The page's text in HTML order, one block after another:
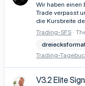
Wir haben einen
Trade verpasst
die Kursbreite
Trading-SFS
Trading-
V3.2 Elite